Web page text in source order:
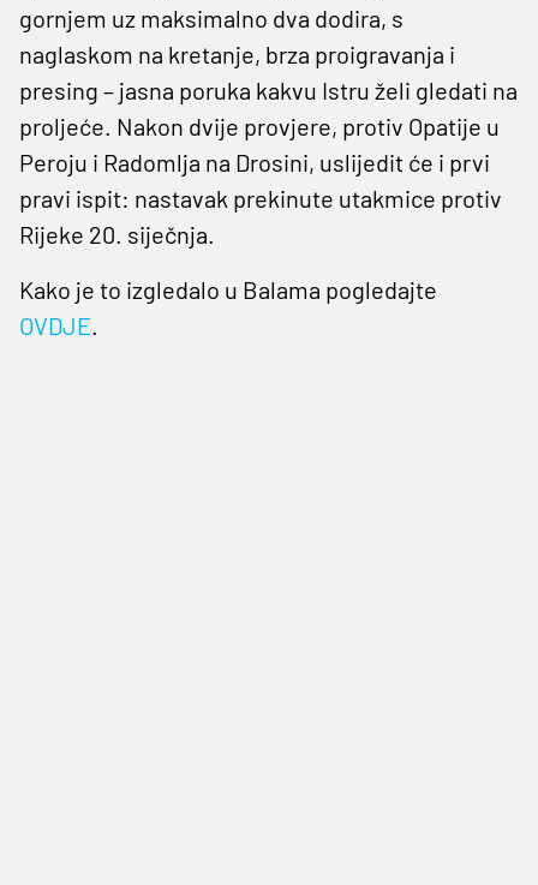
gornjem uz maksimalno dva dodira, s
naglaskom na kretanje, brza proigravanja i
presing – jasna poruka kakvu Istru želi gledati na
proljeće. Nakon dvije provjere, protiv Opatije u
Peroju i Radomlja na Drosini, uslijedit će i prvi
pravi ispit: nastavak prekinute utakmice protiv
Rijeke 20. siječnja.
Kako je to izgledalo u Balama pogledajte
OVDJE.